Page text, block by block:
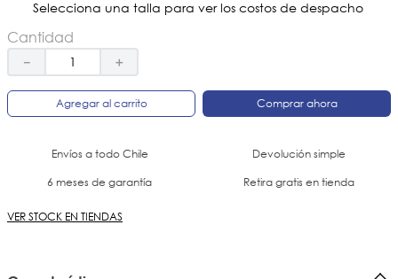
Selecciona una talla para ver los costos de despacho
Cantidad
＋
－
Agregar al carrito Comprar ahora
Envíos a todo Chile
Devolución simple
6 meses de garantía
Retira gratis en tienda
VER STOCK EN TIENDAS